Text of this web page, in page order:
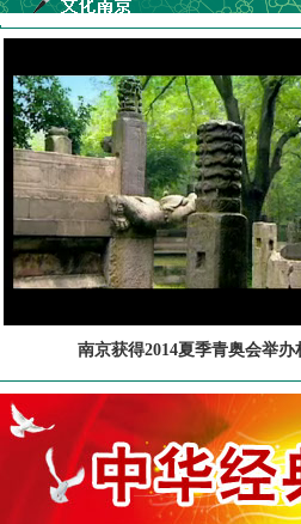
南京获得2014夏季青奥会举办